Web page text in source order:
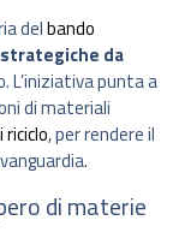
delbando
da
L’iniziativa punta a
di materiali
, per rendere il
di materie